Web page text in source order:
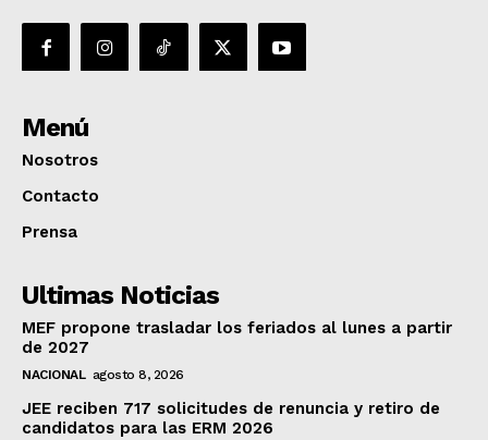
Menú
Nosotros
Contacto
Prensa
Ultimas Noticias
MEF propone trasladar los feriados al lunes a partir
de 2027
NACIONAL agosto 8, 2026
JEE reciben 717 solicitudes de renuncia y retiro de
candidatos para las ERM 2026